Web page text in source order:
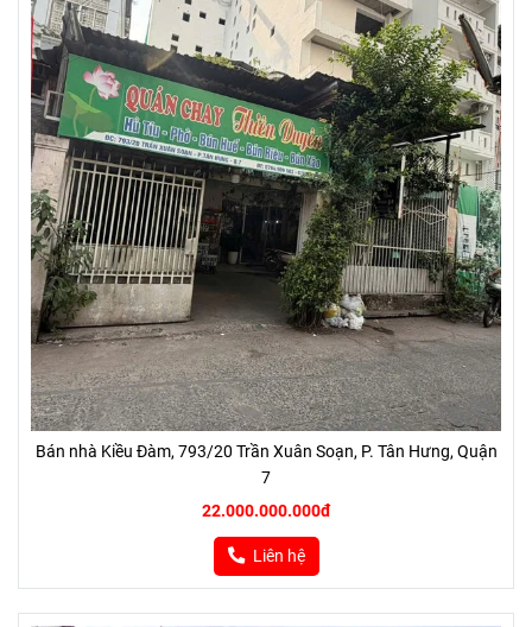
Bán nhà Kiều Đàm, 793/20 Trần Xuân Soạn, P. Tân Hưng, Quận
7
22.000.000.000đ
Liên hệ